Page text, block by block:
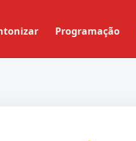
Programação